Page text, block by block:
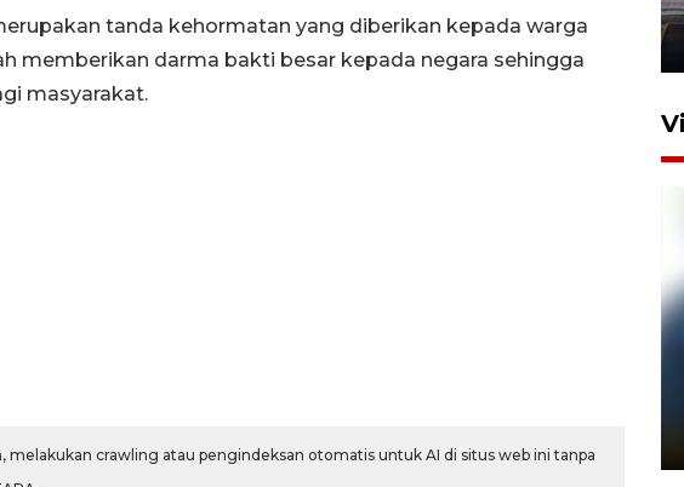
tanda kehormatan yang diberikan kepada warga
memberikan darma bakti besar kepada negara sehingga
masyarakat.
melakukan crawling atau pengindeksan otomatis untuk AI di situs web ini tanpa
12 Juni 2026 18:49